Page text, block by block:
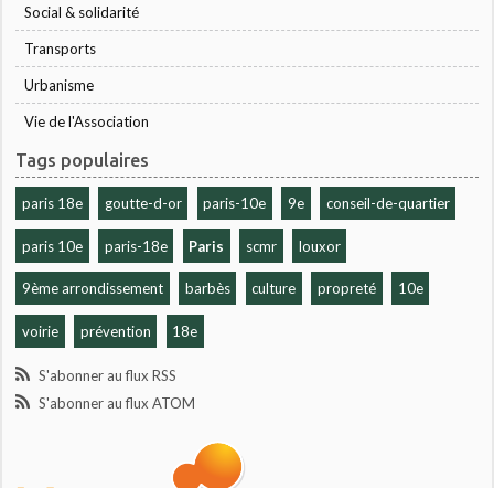
Social & solidarité
Transports
Urbanisme
Vie de l'Association
Tags populaires
paris 18e goutte-d-or paris-10e 9e conseil-de-quartier
paris 10e paris-18e Paris scmr louxor
9ème arrondissement barbès culture propreté 10e
voirie prévention 18e
S'abonner au flux RSS
S'abonner au flux ATOM